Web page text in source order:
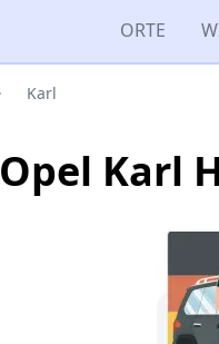
ORTE
Karl
Opel Karl